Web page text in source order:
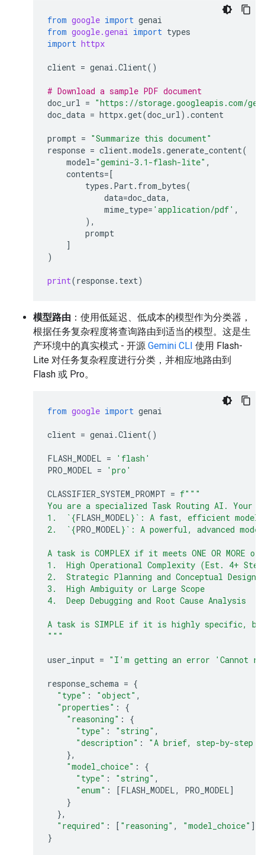
from google import genai
from google.genai import types
import httpx
client = genai .Client()
# Download a sample PDF document
doc_url = "https://storage.googleapis.com/
doc_data = httpx.get(doc_url) .content
prompt = "Summarize this document"
response = client.models .generate_content(
model="gemini-3.1-flash-lite" ,
contents=[
types . Part. from_bytes(
data=doc_data,
mime_type= 'application/pdf' ,
),
prompt
]
)
print(response. text)
模型路由 ：使用低延迟、低成本的模型作为分类器，
根据任务复杂程度将查询路由到适当的模型。这是生
产环境中的真实模式 - 开源 Gemini CLI 使用 Flash-
Lite 对任务复杂程度进行分类，并相应地路由到
Flash 或 Pro。
from google import genai
client = genai .Client()
FLASH_MODEL =
'flash'
PRO_MODEL = 'pro'
CLASSIFIER_SYSTEM_PROMPT = f"""
You are a specialized Task Routing AI.
1.  `{FLASH_MODEL} `: A fast, efficient model
2.  `{PRO_MODEL} `: A powerful, advanced
A task is COMPLEX if it meets ONE OR
1.  High Operational Complexity (Est. 4+
2.  Strategic Planning and Conceptual Design
3.  High Ambiguity or Large Scope
4.  Deep Debugging and Root Cause Analysis
A task is SIMPLE if it is highly specific,
"""
user_input = "I'm getting an error 'Cannot
response_schema = {
"type" : "object" ,
"properties" :
{
"reasoning" :
{
"type" : "string" ,
"description" :
"A brief, step-by-step
},
"model_choice" :
{
"type" : "string" ,
"enum" : [FLASH_MODEL, PRO_MODEL]
}
},
"required" : [ "reasoning" , "model_choice" ]
}